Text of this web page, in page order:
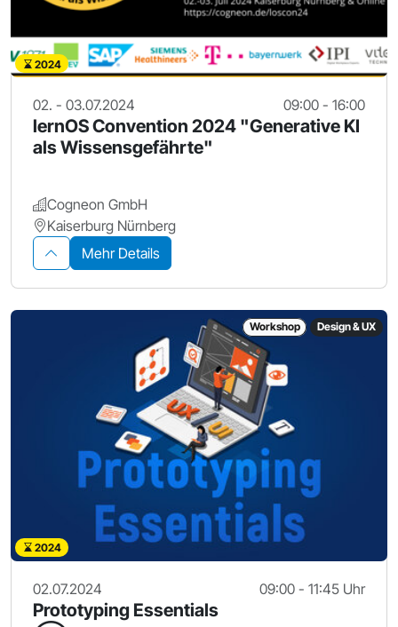
2024
02. - 03.07.2024 09:00 - 16:00
lernOS Convention 2024 "Generative KI
als Wissensgefährte"
Cogneon GmbH
Kaiserburg Nürnberg
Mehr Details
Workshop Design & UX
2024
02.07.2024 09:00 - 11:45 Uhr
Prototyping Essentials